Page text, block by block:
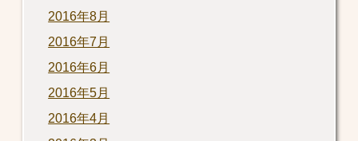
2016年8月
2016年7月
2016年6月
2016年5月
2016年4月